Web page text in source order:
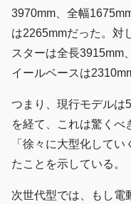
3970mm、全幅
は2265mmだった。対
スターは全長3915mm
イールベースは
つまり、現行モデルは
を経て、これは驚くべ
「徐々に大型化して
たことを示している。
次世代型では、もし電